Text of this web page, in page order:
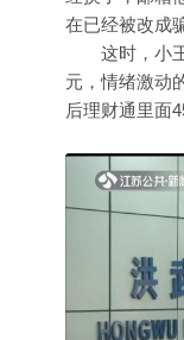
在已经被改成
这时，小王
元，情绪激动
后理财通里面